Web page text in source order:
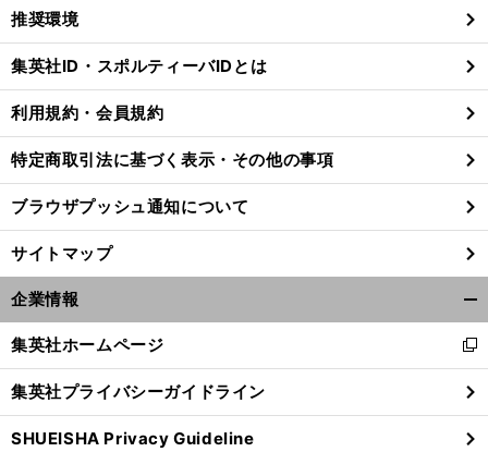
閉
る
推奨環境
集英社ID・スポルティーバIDとは
利用規約・会員規約
特定商取引法に基づく表示・その他の事項
ブラウザプッシュ通知について
サイトマップ
企業情報
閉
る
集英社ホームページ
新
し
い
ウ
ィ
集英社プライバシーガイドライン
SHUEISHA Privacy Guideline